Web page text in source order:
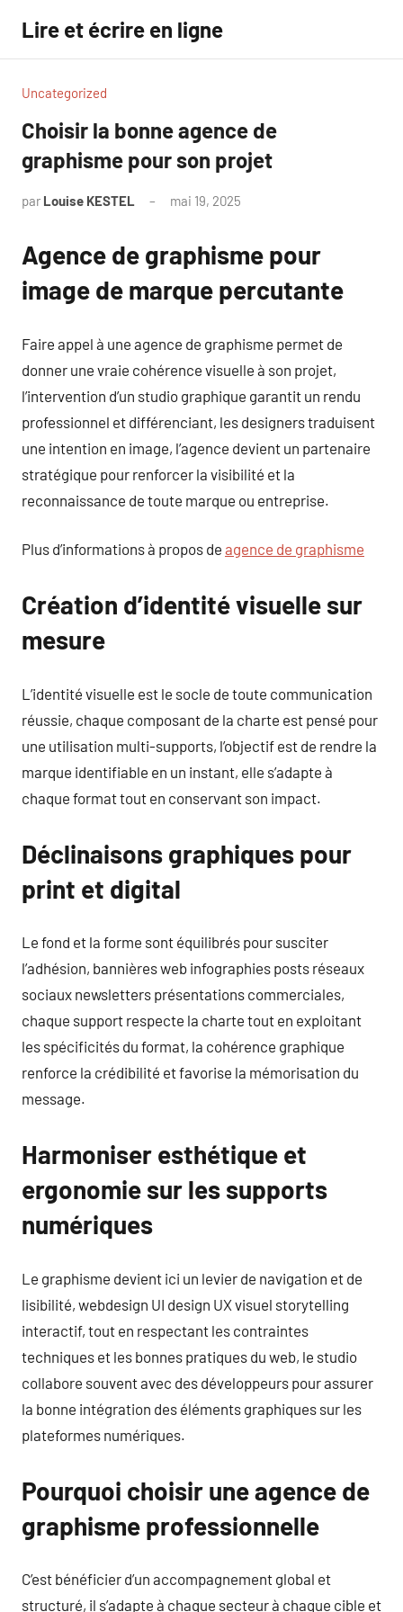
contenu
Lire et écrire en ligne
Uncategorized
Choisir la bonne agence de
graphisme pour son projet
par Louise KESTEL mai 19, 2025
Agence de graphisme pour
image de marque percutante
Faire appel à une agence de graphisme permet de
donner une vraie cohérence visuelle à son projet,
l’intervention d’un studio graphique garantit un rendu
professionnel et différenciant, les designers traduisent
une intention en image, l’agence devient un partenaire
stratégique pour renforcer la visibilité et la
reconnaissance de toute marque ou entreprise.
Plus d’informations à propos de agence de graphisme
Création d’identité visuelle sur
mesure
L’identité visuelle est le socle de toute communication
réussie, chaque composant de la charte est pensé pour
une utilisation multi-supports, l’objectif est de rendre la
marque identifiable en un instant, elle s’adapte à
chaque format tout en conservant son impact.
Déclinaisons graphiques pour
print et digital
Le fond et la forme sont équilibrés pour susciter
l’adhésion, bannières web infographies posts réseaux
sociaux newsletters présentations commerciales,
chaque support respecte la charte tout en exploitant
les spécificités du format, la cohérence graphique
renforce la crédibilité et favorise la mémorisation du
message.
Harmoniser esthétique et
ergonomie sur les supports
numériques
Le graphisme devient ici un levier de navigation et de
lisibilité, webdesign UI design UX visuel storytelling
interactif, tout en respectant les contraintes
techniques et les bonnes pratiques du web, le studio
collabore souvent avec des développeurs pour assurer
la bonne intégration des éléments graphiques sur les
plateformes numériques.
Pourquoi choisir une agence de
graphisme professionnelle
C’est bénéficier d’un accompagnement global et
structuré, il s’adapte à chaque secteur à chaque cible et